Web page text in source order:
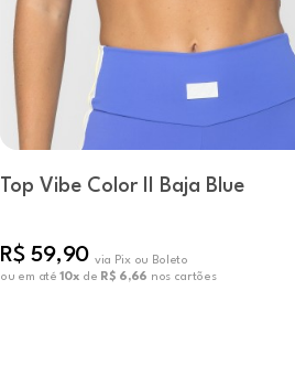
Top Vibe Color II Baja Blue
R$ 59,90 via Pix ou Boleto
ou em até10x de R$ 6,66 nos cartões